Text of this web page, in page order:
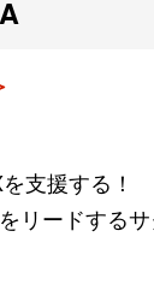
支援する！
リードする